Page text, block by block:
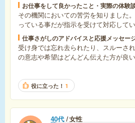
お仕事をして良かったこと・実際の体験
その機関においての苦労を知りました
っている事だが指示を受けて対応して
と感じました。
仕事さがしのアドバイスと応援メッセー
受け身では忘れ去られたり、スルーさ
の意志や希望はどんどん伝えた方が良
す。期待しないで数打ち、ご縁に繋が
です。役に立った！ 1
40代 女性